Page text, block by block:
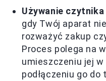
Używanie czytnika
gdy Twój aparat
rozważyć zakup
Proces polega na
umieszczeniu jej
podłączeniu go